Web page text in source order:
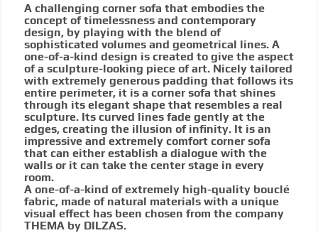
A challenging corner sofa that embodies the
concept of timelessness and contemporary
design, by playing with the blend of
sophisticated volumes and geometrical lines. A
one-of-a-kind design is created to give the aspect
of a sculpture-looking piece of art. Nicely tailored
with extremely generous padding that follows its
entire perimeter, it is a corner sofa that shines
through its elegant shape that resembles a real
sculpture. Its curved lines fade gently at the
edges, creating the illusion of infinity. It is an
impressive and extremely comfort corner sofa
that can either establish a dialogue with the
walls or it can take the center stage in every
room.
A one-of-a-kind of extremely high-quality bouclé
fabric, made of natural materials with a unique
visual effect has been chosen from the company
THEMA by DILZAS.